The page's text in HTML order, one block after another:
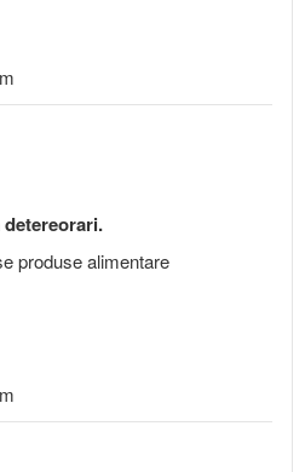
produse alimentare